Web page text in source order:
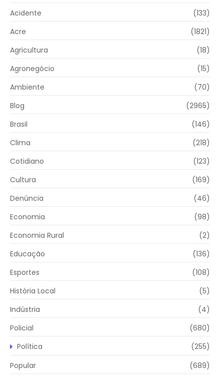
Acidente
(133)
Acre
(1821)
Agricultura
(18)
Agronegócio
(15)
Ambiente
(70)
Blog
(2965)
Brasil
(146)
Clima
(218)
Cotidiano
(123)
Cultura
(169)
Denúncia
(46)
Economia
(98)
Economia Rural
(2)
Educação
(136)
Esportes
(108)
História Local
(5)
Indústria
(4)
Policial
(680)
Política
(255)
Popular
(689)